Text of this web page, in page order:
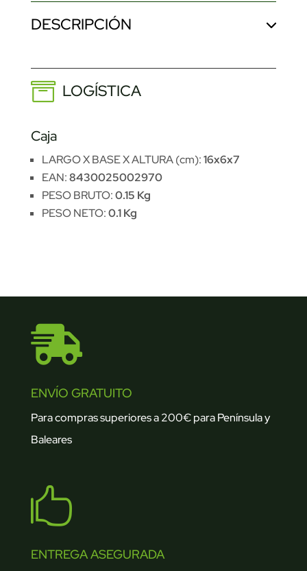
DESCRIPCIÓN
LOGÍSTICA
Caja
LARGO X BASE X ALTURA (cm):16x6x7
EAN:8430025002970
PESO BRUTO:0.15 Kg
PESO NETO:0.1 Kg

ENVÍO GRATUITO
Para compras superiores a 200€ para Península y
Baleares

ENTREGA ASEGURADA